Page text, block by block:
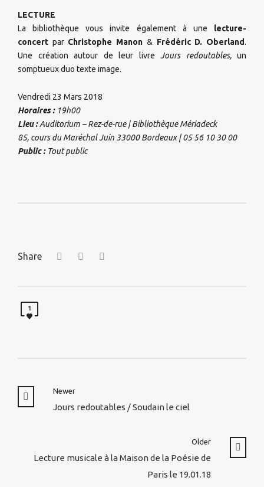
LECTURE
La bibliothèque vous invite également à une lecture-
concert par Christophe Manon & Frédéric D. Oberland.
Une création autour de leur livre Jours redoutables,un
somptueux duo texte image.
Vendredi 23 Mars 2018
Horaires :19h00
Lieu :Auditorium – Rez-de-rue | Bibliothèque Mériadeck
85, cours du Maréchal Juin 33000 Bordeaux | 05 56 10 30 00
Public :Tout public
Share
1
Newer
Jours redoutables / Soudain le ciel
Older
Lecture musicale à la Maison de la Poésie de
Paris le 19.01.18